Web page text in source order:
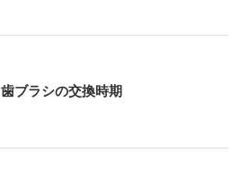
歯ブラシの交換時期